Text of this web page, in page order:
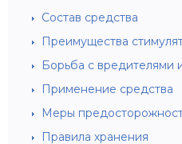
Состав средства
Преимущества
Борьба с вредителями
Применение средства
Меры
Правила хранения